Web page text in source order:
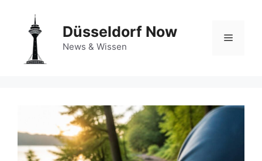
springen
Düsseldorf Now
News & Wissen
Menü